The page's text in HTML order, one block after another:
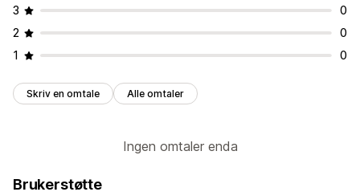
3
0
2
0
1
0
Skriv en omtale Alle omtaler
Ingen omtaler enda
Brukerstøtte